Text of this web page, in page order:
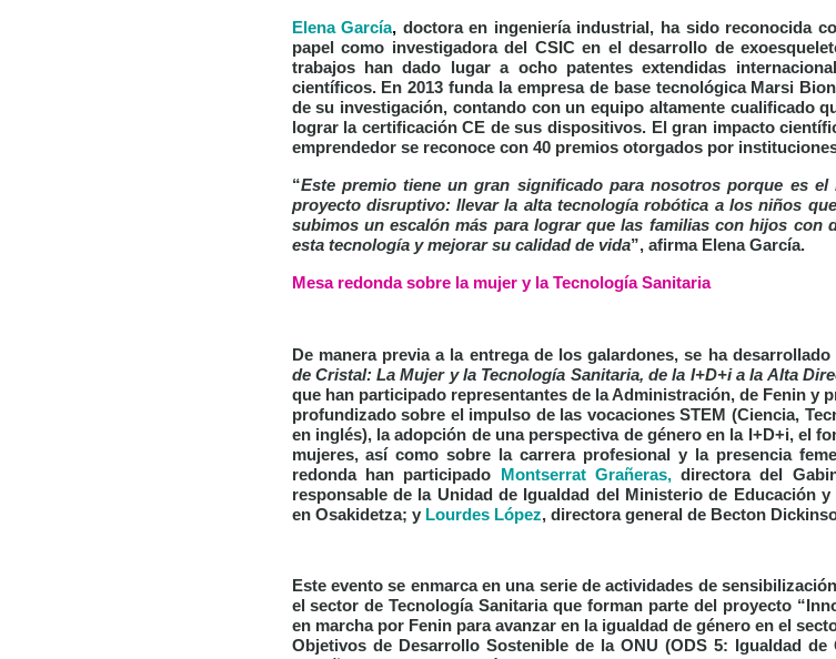
Elena García, doctora en ingeniería industrial, ha sido reconocida
papel como investigadora del CSIC en el desarrollo de
trabajos han dado lugar a ocho patentes extendidas
científicos. En 2013 funda la empresa de base tecnológica Marsi
de su investigación, contando con un equipo altamente cualificado
lograr la certificación CE de sus dispositivos. El gran impacto
emprendedor se reconoce con 40 premios otorgados por
“Este premio tiene un gran significado para nosotros porque es
proyecto disruptivo: llevar la alta tecnología robótica a los niños
subimos un escalón más para lograr que las familias con hijos con
esta tecnología y mejorar su calidad de vida”, afirma Elena García.
Mesa redonda sobre la mujer y la Tecnología Sanitaria
De manera previa a la entrega de los galardones, se ha
de Cristal: La Mujer y la Tecnología Sanitaria, de la I+D+i a la Alta
que han participado representantes de la Administración, de Fenin y
profundizado sobre el impulso de las vocaciones STEM (Ciencia,
en inglés), la adopción de una perspectiva de género en la I+D+i, el
mujeres, así como sobre la carrera profesional y la presencia
redonda han participado
Montserrat Grañeras,directora del
responsable de la Unidad de Igualdad del Ministerio de Educación
en Osakidetza; y Lourdes López, directora general de Becton
Este evento se enmarca en una serie de actividades de
el sector de Tecnología Sanitaria que forman parte del proyecto
en marcha por Fenin para avanzar en la igualdad de género en el
Objetivos de Desarrollo Sostenible de la ONU (ODS 5: Igualdad